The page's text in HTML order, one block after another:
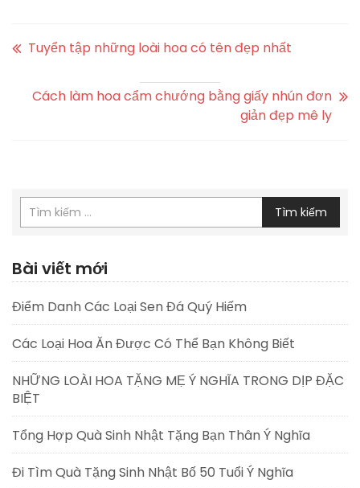
Tuyển tập những loài hoa có tên đẹp nhất
Cách làm hoa cẩm chướng bằng giấy nhún đơn
giản đẹp mê ly
Tìm kiếm
Bài viết mới
Điểm Danh Các Loại Sen Đá Quý Hiếm
Các Loại Hoa Ăn Được Có Thể Bạn Không Biết
NHỮNG LOÀI HOA TẶNG MẸ Ý NGHĨA TRONG DỊP ĐẶC
BIỆT
Tổng Hợp Quà Sinh Nhật Tặng Bạn Thân Ý Nghĩa
Đi Tìm Quà Tặng Sinh Nhật Bố 50 Tuổi Ý Nghĩa